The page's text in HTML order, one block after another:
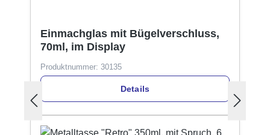
Einmachglas mit Bügelverschluss,
70ml, im Display
Produktnummer: 30135
Details